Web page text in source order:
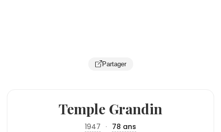
Partager
Temple Grandin
1947 · 78 ans